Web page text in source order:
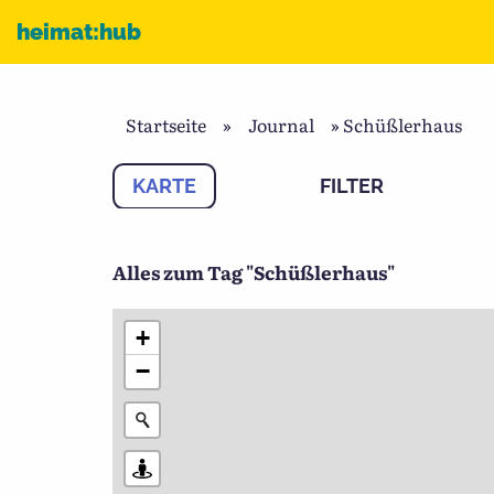
heimat:hub
Startseite » Journal » Schüßlerhaus
KARTE FILTER
Alles zum Tag "Schüßlerhaus"
+
−